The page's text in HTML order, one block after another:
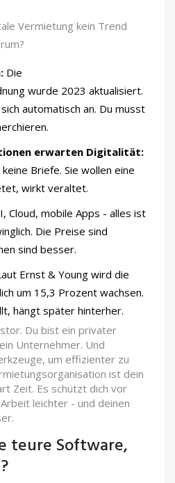
Vermietung kein Trend
Die
wurde 2023 aktualisiert.
automatisch an. Du musst
erwarten Digitalität:
Briefe. Sie wollen eine
wirkt veraltet.
Cloud, mobile Apps - alles ist
Die Preise sind
sind besser.
Ernst & Young wird die
um 15,3 Prozent wachsen.
hängt später hinterher.
Du bist ein privater
Unternehmer. Und
um effizienter zu
ist dein
Zeit. Es schützt dich vor
leichter - und deinen
teure Software,